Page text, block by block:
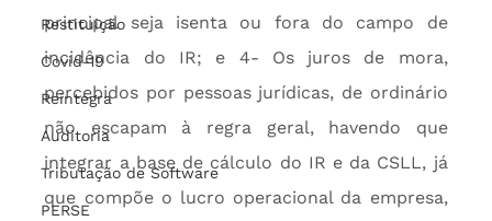
Restituição
Covid-19
Reintegra
Auditoria
Tributação de Software
PERSE
principal seja isenta ou fora do campo de
incidência do IR; e 4- Os juros de mora,
percebidos por pessoas jurídicas, de ordinário
não escapam à regra geral, havendo que
integrar a base de cálculo do IR e da CSLL, já
que compõe o lucro operacional da empresa,